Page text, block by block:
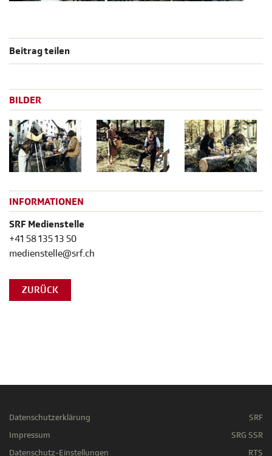
Beitrag teilen
BILDER
INFORMATIONEN
SRF Medienstelle
+41 58 135 13 50
medienstelle@srf.ch
ZURÜCK
Datenschutzerklärung
Impressum
Datenschutz-Einstellungen
SRF
SRG SSR
RTS